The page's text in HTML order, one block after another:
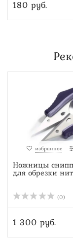
180 руб.
избранное
Ножницы
для обрезки
(0)
1 300 руб.